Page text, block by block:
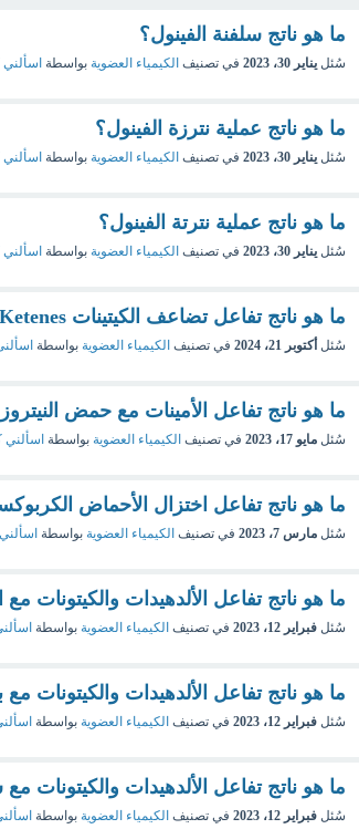
ما هو ناتج سلفنة الفينول؟
سُئل يناير 30، 2023 في تصنيف الكيمياء العضوية بواسطة اسألني
ما هو ناتج عملية نترزة الفينول؟
سُئل يناير 30، 2023 في تصنيف الكيمياء العضوية بواسطة اسألني
ما هو ناتج عملية نترتة الفينول؟
سُئل يناير 30، 2023 في تصنيف الكيمياء العضوية بواسطة اسألني
ما هو ناتج تفاعل تضاعف الكيتينات Ketenes؟
سُئل أكتوبر 21، 2024 في تصنيف الكيمياء العضوية بواسطة
ما هو ناتج تفاعل الأمينات مع حمض
سُئل مايو 17، 2023 في تصنيف الكيمياء العضوية بواسطة اسألني
ما هو ناتج تفاعل اختزال الأحماض
سُئل مارس 7، 2023 في تصنيف الكيمياء العضوية بواسطة
ما هو ناتج تفاعل الألدهيدات والكيتونات مع
سُئل فبراير 12، 2023 في تصنيف الكيمياء العضوية بواسطة
ما هو ناتج تفاعل الألدهيدات والكيتونات
سُئل فبراير 12، 2023 في تصنيف الكيمياء العضوية بواسطة
ما هو ناتج تفاعل الألدهيدات والكيتونات مع
سُئل فبراير 12، 2023 في تصنيف الكيمياء العضوية بواسطة